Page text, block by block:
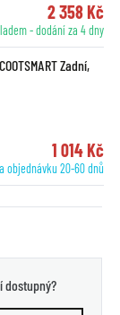
2 358 Kč
- dodání za 4 dny
Zadní,
1 014 Kč
objednávku 20-60 dnů
dostupný?